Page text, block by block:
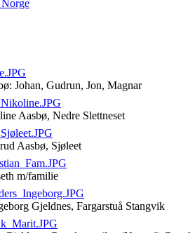
Johan, Gudrun, Jon, Magnar
Aasbø, Nedre Slettneset
Aasbø, Sjøleet
m/familie
Gjeldnes, Fargarstuå Stangvik